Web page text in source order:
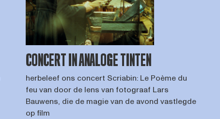
CONCERT IN ANALOGE TINTEN
herbeleef ons concert Scriabin: Le Poème du
feu van door de lens van fotograaf Lars
Bauwens, die de magie van de avond vastlegde
op film